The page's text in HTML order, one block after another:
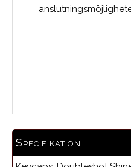
Specifikation